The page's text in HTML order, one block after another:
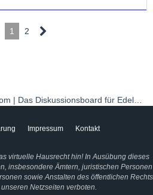
Diskussionsboard für Edelmetalle & Rohstoffe
1 2
Impressum Kontakt
virtuelle Hausrecht hin! In Ausübung dieses
insbesondere Ämtern, juristischen Personen
sowie Anstalten des öffentlichen Rechts
Netzseiten verboten.